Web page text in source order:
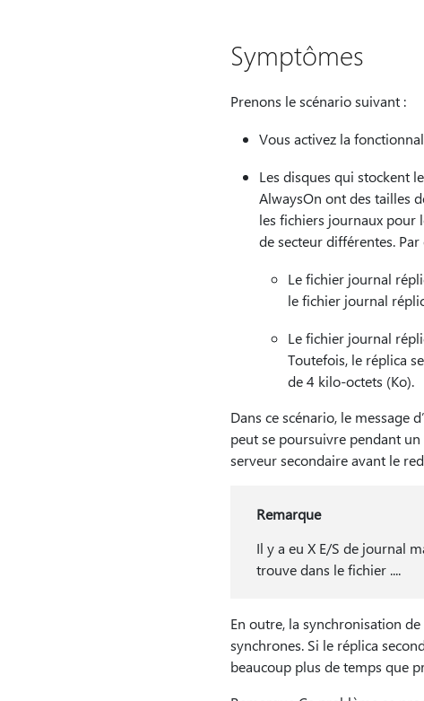
Symptômes
Prenons le scénario suivant :
Vous activez la
Les disques qui stockent
AlwaysOn ont des tailles
les fichiers journaux pour
de secteur différentes. Par
Le fichier journal
le fichier journal
Le fichier journal
Toutefois, le réplica
de 4 kilo-octets (Ko).
Dans ce scénario, le message
peut se poursuivre pendant
serveur secondaire avant le
Remarque
Il y a eu X E/S de journal
trouve dans le fichier ....
En outre, la synchronisation
synchrones. Si le réplica
beaucoup plus de temps que